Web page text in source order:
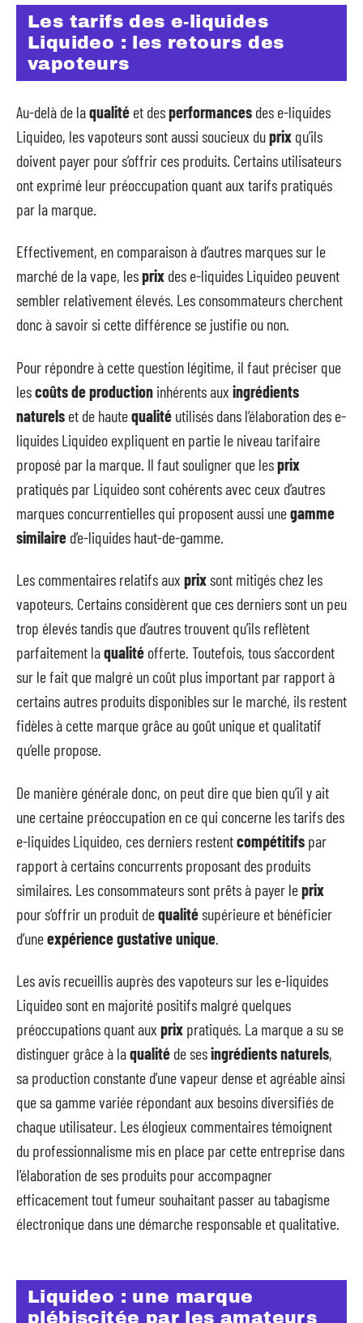
Les tarifs des e-liquides
Liquideo : les retours des
vapoteurs
Au-delà de laqualité et desperformances des e-liquides
Liquideo, les vapoteurs sont aussi soucieux duprix qu’ils
doivent payer pour s’offrir ces produits. Certains utilisateurs
ont exprimé leur préoccupation quant aux tarifs pratiqués
par la marque.
Effectivement, en comparaison à d’autres marques sur le
marché de la vape, lesprix des e-liquides Liquideo peuvent
sembler relativement élevés. Les consommateurs cherchent
donc à savoir si cette différence se justifie ou non.
Pour répondre à cette question légitime, il faut préciser que
lescoûts de production inhérents aux ingrédients
naturels et de hautequalité utilisés dans l’élaboration des e-
liquides Liquideo expliquent en partie le niveau tarifaire
proposé par la marque. Il faut souligner que lesprix
pratiqués par Liquideo sont cohérents avec ceux d’autres
marques concurrentielles qui proposent aussi unegamme
similaire d’e-liquides haut-de-gamme.
Les commentaires relatifs aux prixsont mitigés chez les
vapoteurs. Certains considèrent que ces derniers sont un peu
trop élevés tandis que d’autres trouvent qu’ils reflètent
parfaitement laqualité offerte. Toutefois, tous s’accordent
sur le fait que malgré un coût plus important par rapport à
certains autres produits disponibles sur le marché, ils restent
fidèles à cette marque grâce au goût unique et qualitatif
qu’elle propose.
De manière générale donc, on peut dire que bien qu’il y ait
une certaine préoccupation en ce qui concerne les tarifs des
e-liquides Liquideo, ces derniers restentcompétitifs par
rapport à certains concurrents proposant des produits
similaires. Les consommateurs sont prêts à payer leprix
pour s’offrir un produit dequalitésupérieure et bénéficier
d’uneexpérience gustative unique
Les avis recueillis auprès des vapoteurs sur les e-liquides
Liquideo sont en majorité positifs malgré quelques
préoccupations quant aux prix pratiqués. La marque a su se
distinguer grâce à laqualité de sesingrédients naturels,
sa production constante d’une vapeur dense et agréable ainsi
que sa gamme variée répondant aux besoins diversifiés de
chaque utilisateur. Les élogieux commentaires témoignent
du professionnalisme mis en place par cette entreprise dans
l’élaboration de ses produits pour accompagner
efficacement tout fumeur souhaitant passer au tabagisme
électronique dans une démarche responsable et qualitative.
Liquideo : une marque
plébiscitée par les amateurs